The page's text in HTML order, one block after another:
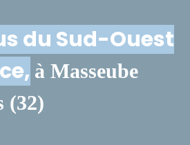
du Sud-Ouest
à Masseube
(32)